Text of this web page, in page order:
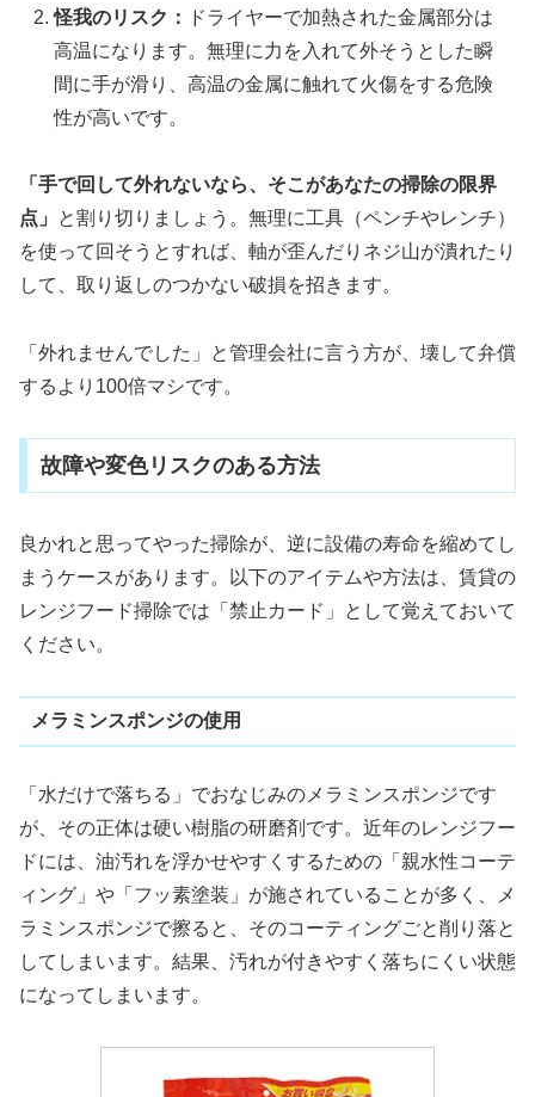
怪我のリスク：
ドライヤーで加熱された金属部分は
高温になります。無理に力を入れて外そうとした瞬
間に手が滑り、高温の金属に触れて火傷をする危険
性が高いです。
「手で回して外れないなら、そこがあなたの掃除の限界
点」
と割り切りましょう。無理に工具（ペンチやレンチ）
を使って回そうとすれば、軸が歪んだりネジ山が潰れたり
して、取り返しのつかない破損を招きます。
「外れませんでした」と管理会社に言う方が、壊して弁償
するより100倍マシです。
故障や変色リスクのある方法
良かれと思ってやった掃除が、逆に設備の寿命を縮めてし
まうケースがあります。以下のアイテムや方法は、賃貸の
レンジフード掃除では「禁止カード」として覚えておいて
ください。
メラミンスポンジの使用
「水だけで落ちる」でおなじみのメラミンスポンジです
が、その正体は硬い樹脂の研磨剤です。近年のレンジフー
ドには、油汚れを浮かせやすくするための「親水性コーテ
ィング」や「フッ素塗装」が施されていることが多く、メ
ラミンスポンジで擦ると、そのコーティングごと削り落と
してしまいます。結果、汚れが付きやすく落ちにくい状態
になってしまいます。